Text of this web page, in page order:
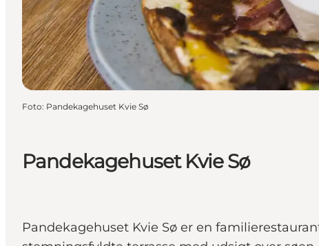
Pandekagehuset Kvie Sø
Pandekagehuset Kvie Sø er en
Foto: Pandekagehuset Kvie Sø